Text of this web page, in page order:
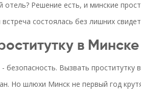
отель? Решение есть, и минские
состоялась без лишних
в
- безопасность. Вызвать
Но шлюхи Минск не первый год